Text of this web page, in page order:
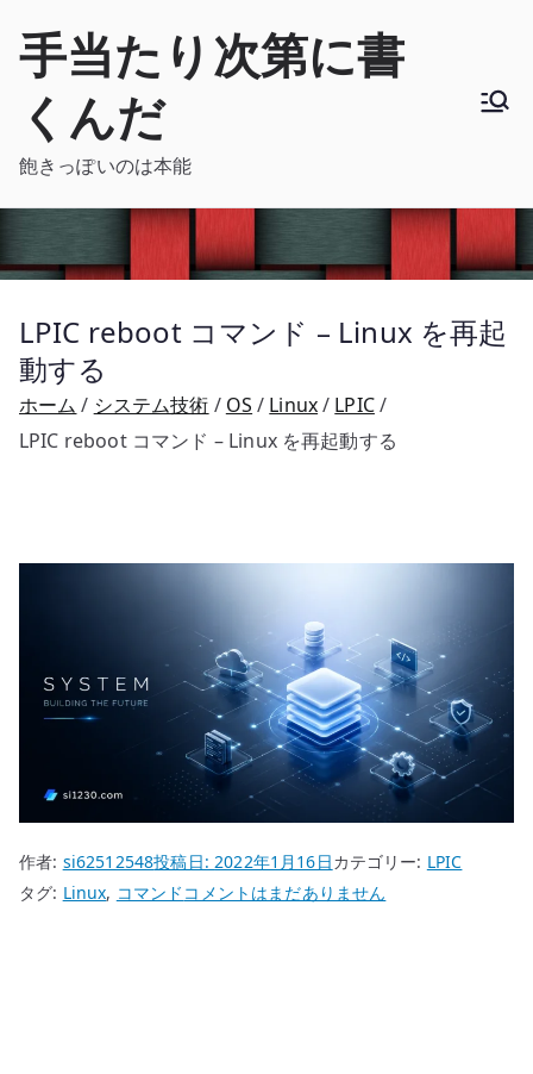
手当たり次第に書
くんだ
飽きっぽいのは本能
LPIC reboot コマンド – Linux を再起
動する
ホーム システム技術 OS Linux
LPIC
LPIC reboot コマンド – Linux を再起動する
作者: si62512548投稿日:2022年1月16日カテゴリー: LPIC
タグ: Linux, コマンド LPIC
コメントはまだありません